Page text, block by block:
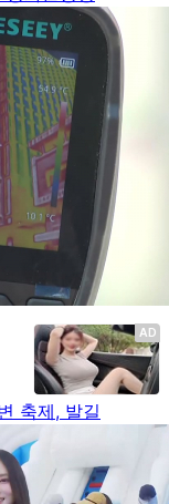
축제, 발길